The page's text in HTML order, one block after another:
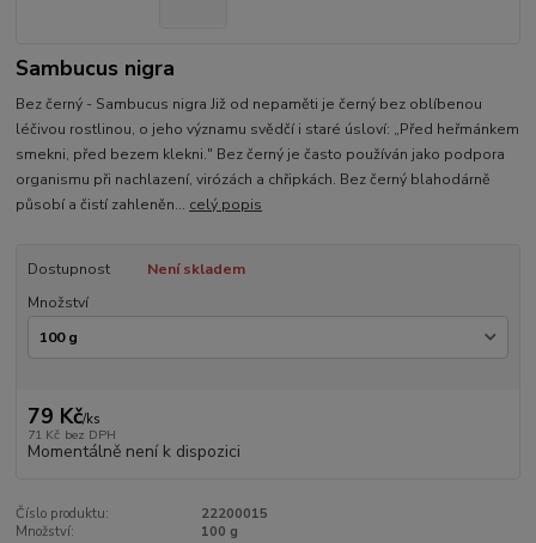
Sambucus nigra
Bez černý - Sambucus nigra Již od nepaměti je černý bez oblíbenou
léčivou rostlinou, o jeho významu svědčí i staré úsloví: „Před heřmánkem
smekni, před bezem klekni." Bez černý je často používán jako podpora
organismu při nachlazení, virózách a chřipkách. Bez černý blahodárně
působí a čistí zahleněn... celý popis
Dostupnost
Není skladem
Množství
79 Kč/ks
71 Kč bez DPH
Momentálně není k dispozici
Číslo produktu:
22200015
Množství:
100 g